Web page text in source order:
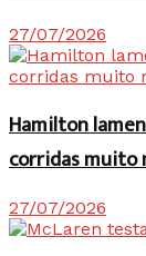
27/07/2026
Hamilton
corridas muito
27/07/2026